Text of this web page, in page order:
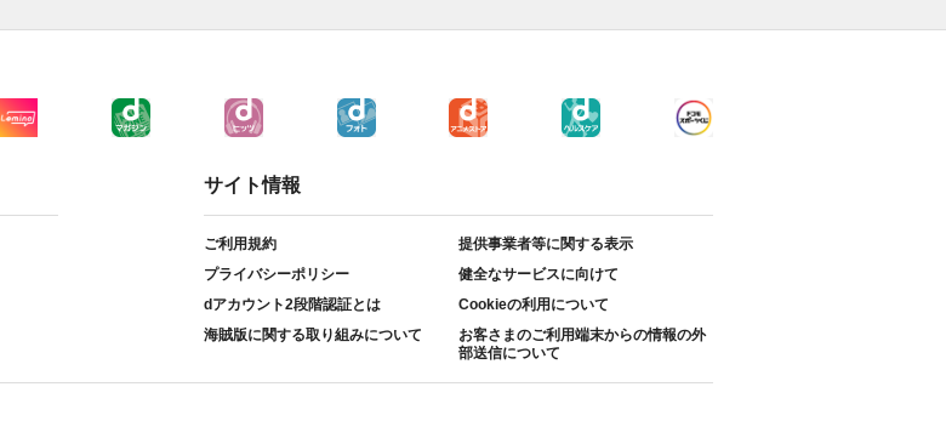
サイト情報
ご利用規約
提供事業者等に関する表示
プライバシーポリシー
健全なサービスに向けて
dアカウント2段階認証とは
Cookieの利用について
海賊版に関する取り組みについて
お客さまのご利用端末からの情報の外
部送信について